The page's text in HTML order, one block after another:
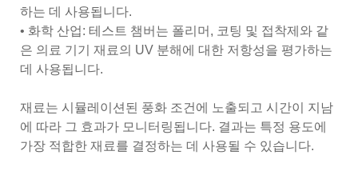
하는 데 사용됩니다.
• 화학 산업: 테스트 챔버는 폴리머, 코팅 및 접착제와 같
은 의료 기기 재료의 UV 분해에 대한 저항성을 평가하는
데 사용됩니다.
재료는 시뮬레이션된 풍화 조건에 노출되고 시간이 지남
에 따라 그 효과가 모니터링됩니다. 결과는 특정 용도에
가장 적합한 재료를 결정하는 데 사용될 수 있습니다.